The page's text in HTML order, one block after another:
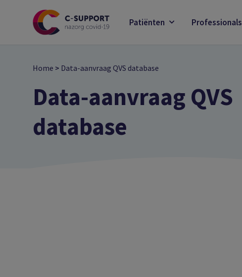
Patiënten Professionals
Home > Data-aanvraag QVS database
Data-aanvraag QVS
database